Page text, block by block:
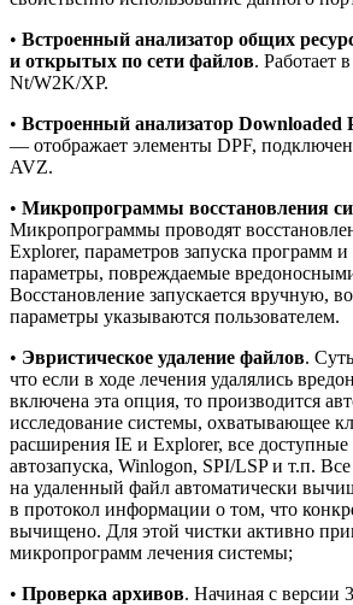
• Встроенный анализатор общих
и открытых по сети файлов. Работает
Nt/W2K/XP.
• Встроенный анализатор Downloaded
— отображает элементы DPF,
AVZ.
• Микропрограммы восстановления
Микропрограммы проводят
Explorer, параметров запуска программ
параметры, повреждаемые
Восстановление запускается вручную,
параметры указываются пользователем.
• Эвристическое удаление файлов.
что если в ходе лечения удалялись
включена эта опция, то производится
исследование системы, охватывающее
расширения IE и Explorer, все
автозапуска, Winlogon, SPI/LSP и т.п.
на удаленный файл автоматически
в протокол информации о том, что
вычищено. Для этой чистки активно
микропрограмм лечения системы;
• Проверка архивов. Начиная с версии